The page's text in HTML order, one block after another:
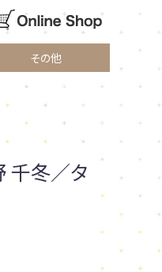
その他
千冬／タ